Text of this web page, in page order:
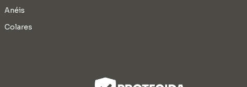
Anéis
Colares